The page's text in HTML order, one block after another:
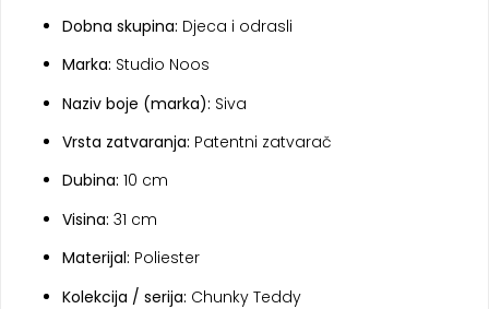
Dobna skupina: Djeca i odrasli
Marka: Studio Noos
Naziv boje (marka): Siva
Vrsta zatvaranja: Patentni zatvarač
Dubina: 10 cm
Visina: 31 cm
Materijal: Poliester
Kolekcija / serija: Chunky Teddy